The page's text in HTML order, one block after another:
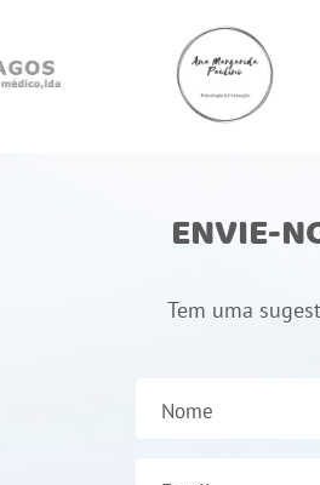
ENVIE-
Tem uma
Nome